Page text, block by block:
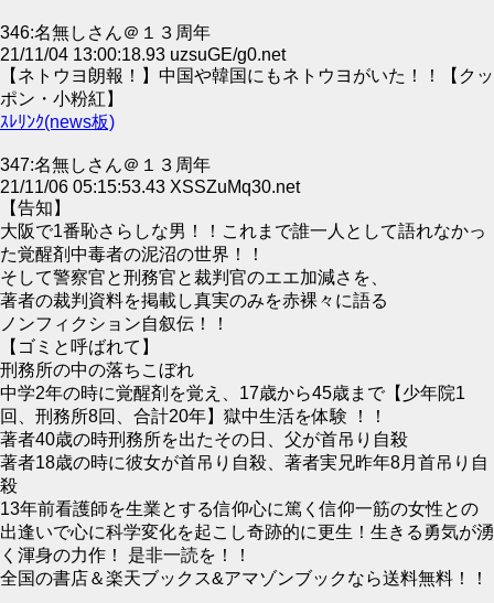
346:名無しさん＠１３周年
21/11/04 13:00:18.93 uzsuGE/g0.net
【ネトウヨ朗報！】中国や韓国にもネトウヨがいた！！【クッ
ポン・小粉紅】
ｽﾚﾘﾝｸ(news板)
347:名無しさん＠１３周年
21/11/06 05:15:53.43 XSSZuMq30.net
【告知】
大阪で1番恥さらしな男！！これまで誰一人として語れなかっ
た覚醒剤中毒者の泥沼の世界！！
そして警察官と刑務官と裁判官のエエ加減さを、
著者の裁判資料を掲載し真実のみを赤裸々に語る
ノンフィクション自叙伝！！
【ゴミと呼ばれて】
刑務所の中の落ちこぼれ
中学2年の時に覚醒剤を覚え、17歳から45歳まで【少年院1
回、刑務所8回、合計20年】獄中生活を体験 ！！
著者40歳の時刑務所を出たその日、父が首吊り自殺
著者18歳の時に彼女が首吊り自殺、著者実兄昨年8月首吊り自
殺
13年前看護師を生業とする信仰心に篤く信仰一筋の女性との
出逢いで心に科学変化を起こし奇跡的に更生！生きる勇気が湧
く渾身の力作！ 是非一読を！！
全国の書店＆楽天ブックス&アマゾンブックなら送料無料！！